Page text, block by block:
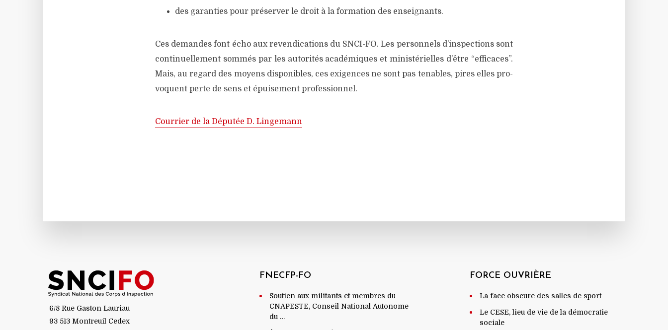
des garan­ties pour pré­ser­ver le droit à la for­ma­tion des ensei­gnants.
Ces demandes font écho aux reven­di­ca­tions du SNCI-FO. Les per­son­nels d’ins­pec­tions sont
conti­nuel­le­ment som­més par les auto­ri­tés aca­dé­miques et minis­té­rielles d’être “effi­caces”.
Mais, au regard des moyens dis­po­nibles, ces exi­gences ne sont pas tenables, pires elles pro­
voquent perte de sens et épui­se­ment pro­fes­sion­nel.
Cour­rier de la Dépu­tée D. Lin­ge­mann
6/8 Rue Gaston Lauriau
93 513 Montreuil Cedex
FNECFP-FO
Soutien aux militants et membres du
CNAPESTE, Conseil National Autonome
du …
FORCE OUVRIÈRE
La face obscure des salles de sport
Le CESE, lieu de vie de la démocratie
sociale